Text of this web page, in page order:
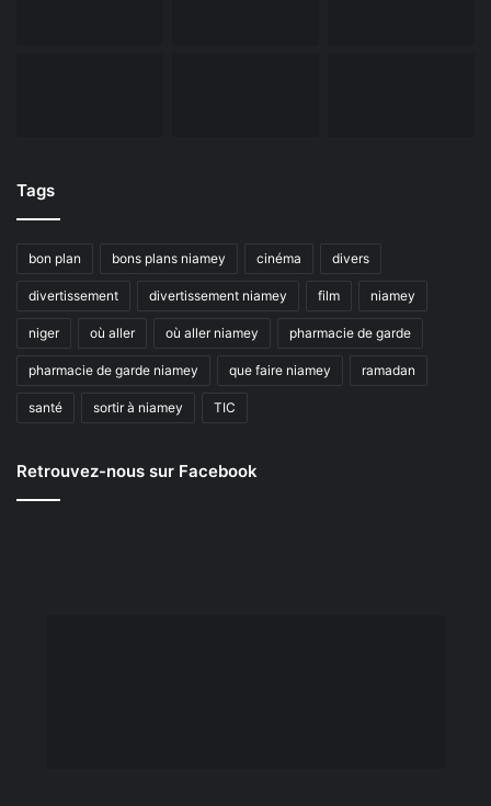
Tags
bon plan bons plans niamey cinéma divers
divertissement divertissement niamey film niamey
niger où aller où aller niamey pharmacie de garde
pharmacie de garde niamey que faire niamey ramadan
santé sortir à niamey TIC
Retrouvez-nous sur Facebook